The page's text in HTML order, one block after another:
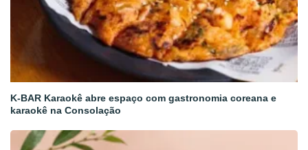
K-BAR Karaokê abre espaço com gastronomia coreana e
karaokê na Consolação